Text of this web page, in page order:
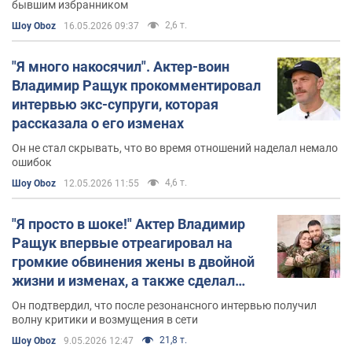
бывшим избранником
Шоу Oboz 16.05.2026 09:37 2,6 т.
"Я много накосячил". Актер-воин
Владимир Ращук прокомментировал
интервью экс-супруги, которая
рассказала о его изменах
Он не стал скрывать, что во время отношений наделал немало
ошибок
Шоу Oboz 12.05.2026 11:55 4,6 т.
"Я просто в шоке!" Актер Владимир
Ращук впервые отреагировал на
громкие обвинения жены в двойной
жизни и изменах, а также сделал
публичное заявление
Он подтвердил, что после резонансного интервью получил
волну критики и возмущения в сети
Шоу Oboz 9.05.2026 12:47 21,8 т.